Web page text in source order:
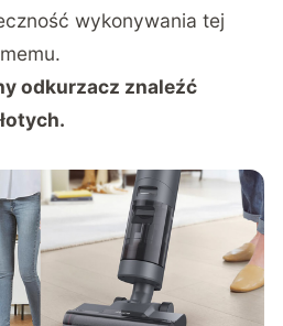
wykonywania tej
odkurzacz znaleźć